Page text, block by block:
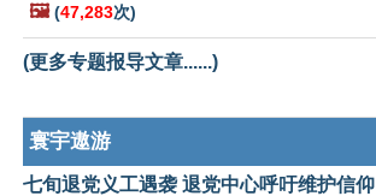
🖼️ (47,283次)
(更多专题报导文章......)
寰宇遨游
七旬退党义工遇袭 退党中心呼吁维护信仰